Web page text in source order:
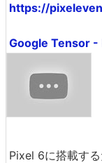
https://
Google Tensor -
Pixel 6に搭載す